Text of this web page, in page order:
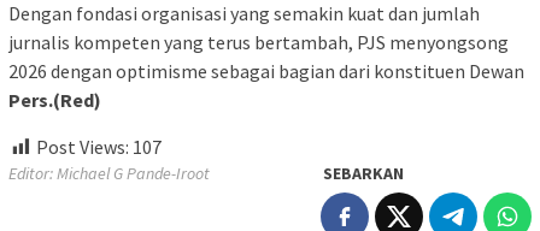
Dengan fondasi organisasi yang semakin kuat dan jumlah
jurnalis kompeten yang terus bertambah, PJS menyongsong
2026 dengan optimisme sebagai bagian dari konstituen Dewan
Pers.(Red)
Post Views: 107
Editor: Michael G Pande-Iroot SEBARKAN